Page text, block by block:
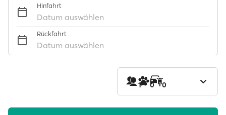
Hinfahrt
Datum auswählen
Rückfahrt
Datum auswählen
1 0 0